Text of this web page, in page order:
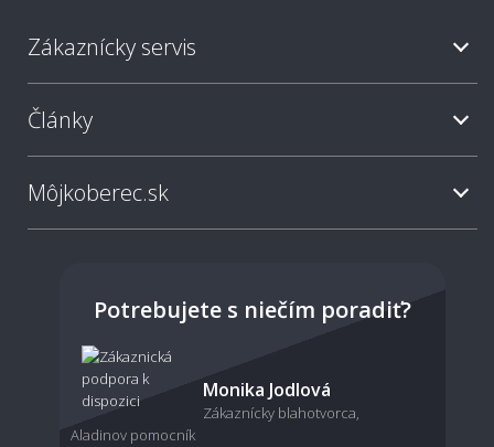
Môžete mi koberec aj položiť?
Viete mi pomôcť so zameraním miestnosti?
🧼 Údržba a čistenie
Zákaznícky servis
Články
Môjkoberec.sk
Potrebujete s niečím poradiť?
Monika Jodlová
Zákaznícky blahotvorca,
Aladinov pomocník